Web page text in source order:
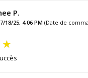
P.
18/25, 4:06 PM (Date de